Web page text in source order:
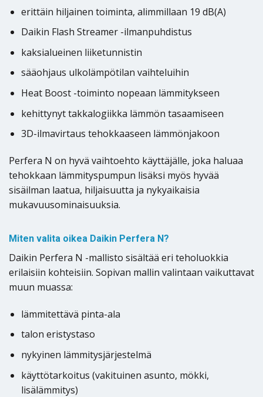
erittäin hiljainen toiminta, alimmillaan 19 dB(A)
Daikin Flash Streamer -ilmanpuhdistus
kaksialueinen liiketunnistin
sääohjaus ulkolämpötilan vaihteluihin
Heat Boost -toiminto nopeaan lämmitykseen
kehittynyt takkalogiikka lämmön tasaamiseen
3D-ilmavirtaus tehokkaaseen lämmönjakoon
Perfera N on hyvä vaihtoehto käyttäjälle, joka haluaa
tehokkaan lämmityspumpun lisäksi myös hyvää
sisäilman laatua, hiljaisuutta ja nykyaikaisia
mukavuusominaisuuksia.
Miten valita oikea Daikin Perfera N?
Daikin Perfera N -mallisto sisältää eri teholuokkia
erilaisiin kohteisiin. Sopivan mallin valintaan vaikuttavat
muun muassa:
lämmitettävä pinta-ala
talon eristystaso
nykyinen lämmitysjärjestelmä
käyttötarkoitus (vakituinen asunto, mökki,
lisälämmitys)